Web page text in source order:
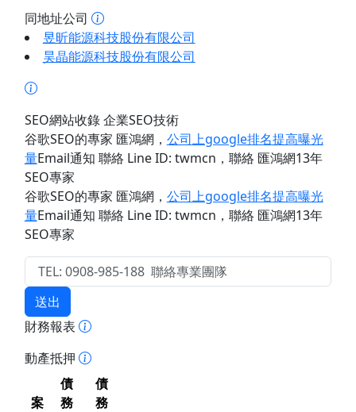
同地址公司
昱昕能源科技股份有限公司
昊晶能源科技股份有限公司
SEO網站收錄 企業SEO技術
谷歌SEO的專家 匯鴻網 ， 公司上google排名提高曝光
量Email通知 聯絡 Line ID: twmcn ，聯絡 匯鴻網13年
SEO專家
谷歌SEO的專家 匯鴻網 ， 公司上google排名提高曝光
量Email通知 聯絡 Line ID: twmcn ，聯絡 匯鴻網13年
SEO專家
送出
財務報表
動產抵押
案
債
務
債
務